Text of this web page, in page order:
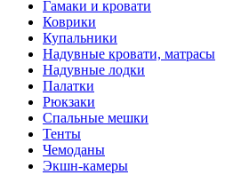
Гамаки и кровати
Коврики
Купальники
Надувные кровати, матрасы
Надувные лодки
Палатки
Рюкзаки
Спальные мешки
Тенты
Чемоданы
Экшн-камеры